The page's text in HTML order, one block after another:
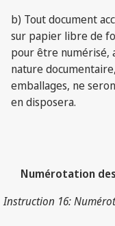
b) Tout document
sur papier libre de
pour être numérisé,
nature
emballages, ne
en disposera.
Numérotation
Instruction 16: